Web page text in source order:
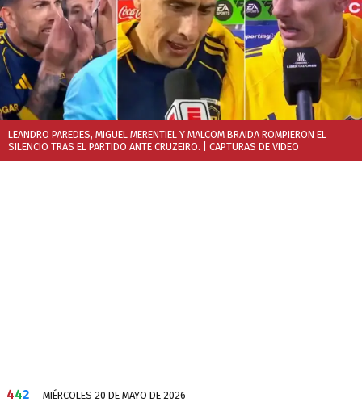
LEANDRO PAREDES, MIGUEL MERENTIEL Y MALCOM BRAIDA ROMPIERON EL
SILENCIO TRAS EL PARTIDO ANTE CRUZEIRO. | CAPTURAS DE VIDEO
442 MIÉRCOLES 20 DE MAYO DE 2026